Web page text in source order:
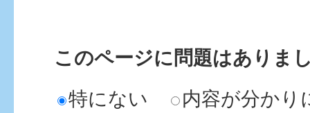
このページに問題はありま
特にない
内容が分かり